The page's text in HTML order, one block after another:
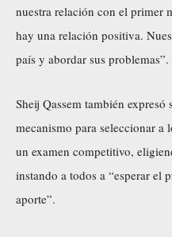
nuestra relación con el primer
hay una relación positiva.
país y abordar sus problemas”.
Sheij Qassem también expresó
mecanismo para seleccionar a
un examen competitivo,
instando a todos a “esperar el
aporte”.